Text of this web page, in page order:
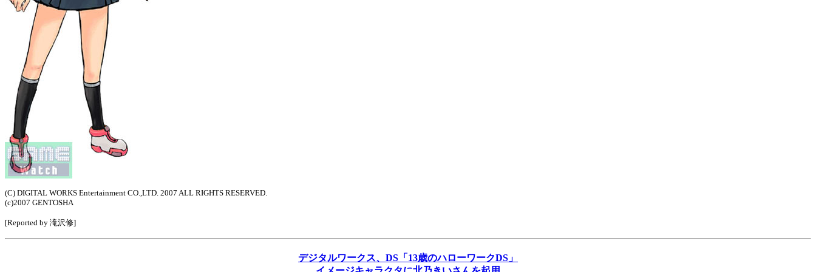
(C) DIGITAL WORKS Entertainment CO.,LTD. 2007 ALL RIGHTS RESERVED.
(c)2007 GENTOSHA
[Reported by 滝沢修]
デジタルワークス、DS「13歳のハローワークDS」